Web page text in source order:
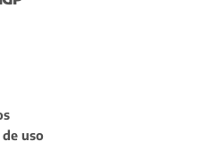
uso